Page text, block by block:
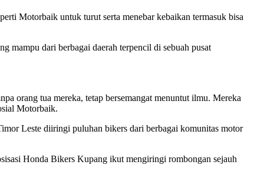
Motorbaik untuk turut serta menebar kebaikan termasuk bisa
mampu dari berbagai daerah terpencil di sebuah pusat
orang tua mereka, tetap bersemangat menuntut ilmu. Mereka
Motorbaik.
Leste diiringi puluhan bikers dari berbagai komunitas motor
Honda Bikers Kupang ikut mengiringi rombongan sejauh